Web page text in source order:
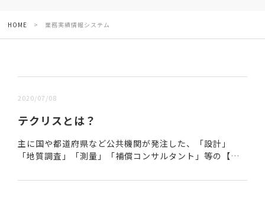
HOME > 業務実績情報システム
2020/07/08
テクリスとは？
主に国や都道府県など公共機関が発注した、「設計」
「地質調査」「測量」「補償コンサルタント」等の【業
報システム」のこと。業務名、発注機関名、請負会社